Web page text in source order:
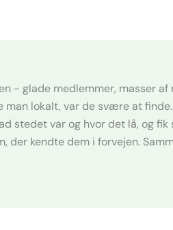
- glade medlemmer, masser af
man lokalt, var de svære at
stedet var og hvor det lå, og fik
der kendte dem i forvejen.